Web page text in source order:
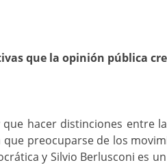
que la opinión pública
hacer distinciones entre
preocuparse de los
y Silvio Berlusconi es